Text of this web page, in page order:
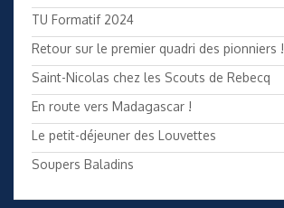
TU Formatif 2024
Retour sur le premier quadri des pionniers !
Saint-Nicolas chez les Scouts de Rebecq
En route vers Madagascar !
Le petit-déjeuner des Louvettes
Soupers Baladins